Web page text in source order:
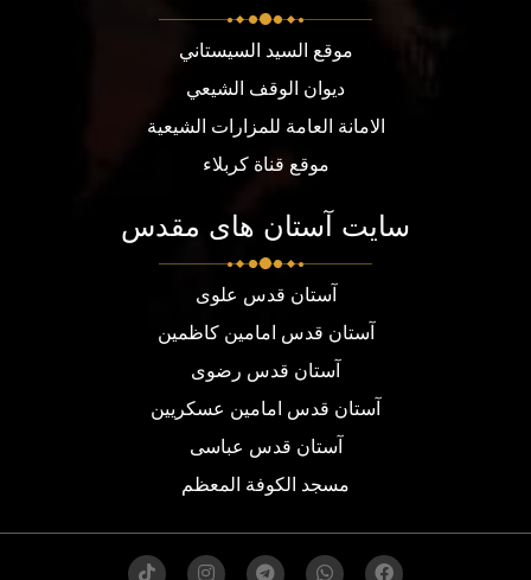
موقع السيد السيستاني
ديوان الوقف الشيعي
الامانة العامة للمزارات الشيعية
موقع قناة كربلاء
سایت آستان های مقدس
آستان قدس علوی
آستان قدس امامین کاظمین
آستان قدس رضوی
آستان قدس امامین عسکریین
آستان قدس عباسی
مسجد الكوفة المعظم